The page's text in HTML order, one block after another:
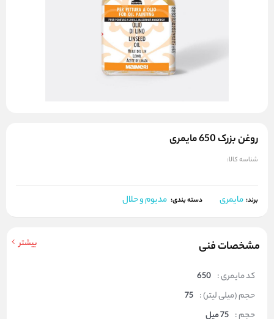
روغن بزرک 650 مایمری
شناسه کالا:
برند: مایمری دسته بندی: مدیوم و حلال
مشخصات فنی بیشتر
کد مایمری : 650
حجم (میلی لیتر) : 75
حجم : 75 میل